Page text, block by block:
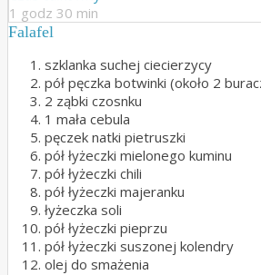
1 godz 30 min
Falafel
szklanka suchej ciecierzycy
pół pęczka botwinki (około 2
2 ząbki czosnku
1 mała cebula
pęczek natki pietruszki
pół łyżeczki mielonego kuminu
pół łyżeczki chili
pół łyżeczki majeranku
łyżeczka soli
pół łyżeczki pieprzu
pół łyżeczki suszonej kolendry
olej do smażenia